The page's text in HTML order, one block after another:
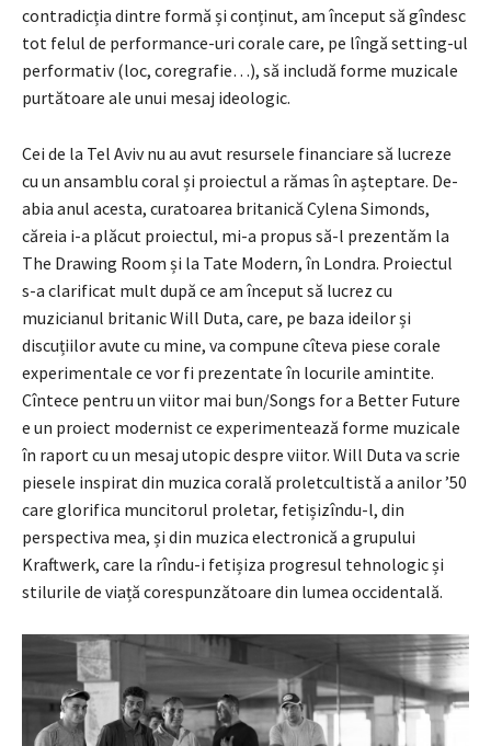
contradicția dintre formă și conținut, am început să gîndesc
tot felul de performance-uri corale care, pe lîngă setting-ul
performativ (loc, coregrafie…), să includă forme muzi­cale
purtătoare ale unui mesaj ideologic.
Cei de la Tel Aviv nu au avut resursele financiare să lucreze
cu un ansamblu coral și proiectul a rămas în așteptare. De-
abia anul acesta, curatoarea britanică Cylena Simonds,
căreia i-a plăcut proiectul, mi-a propus să-l prezentăm la
The Drawing Room și la Tate Modern, în Londra. Proiectul
s-a clarificat mult după ce am început să lucrez cu
muzicianul britanic Will Duta, care, pe baza ideilor și
discuțiilor avute cu mine, va compune cîteva piese corale
experimentale ce vor fi prezentate în locurile amintite.
Cîntece pentru un viitor mai bun/Songs for a Better Future
e un proiect modernist ce experimentează forme muzi­cale
în raport cu un mesaj utopic despre viitor. Will Duta va scrie
piesele inspirat din muzica corală proletcultistă a anilor ’50
care glorifica muncito­rul proletar, fetișizîndu-l, din
perspectiva mea, și din muzica electronică a grupului
Kraftwerk, care la rîn­du-i fetișiza progresul tehnologic și
stilurile de viață corespunzătoare din lumea occidentală.